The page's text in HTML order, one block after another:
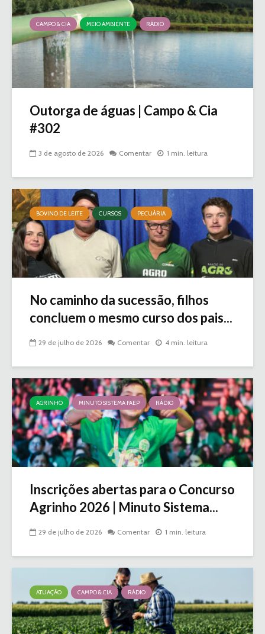
CAMPO & CIA MEIO AMBIENTE RÁDIO
Outorga de águas | Campo & Cia
#302
3 de agosto de 2026 Comentar 1 min. leitura
BOVINO DE LEITE CURSOS PECUÁRIA
No caminho da sucessão, filhos
concluem o mesmo curso dos pais...
29 de julho de 2026 Comentar 4 min. leitura
AGRINHO MINUTO SISTEMA FAEP RÁDIO
Inscrições abertas para o Concurso
Agrinho 2026 | Minuto Sistema...
29 de julho de 2026 Comentar 1 min. leitura
ATUAÇÃO CAMPO & CIA RÁDIO